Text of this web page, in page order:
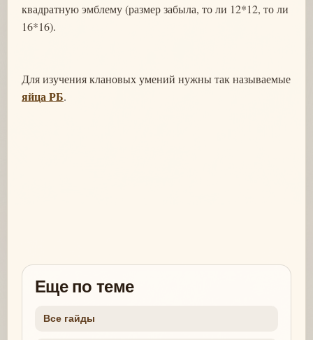
квадратную эмблему (размер забыла, то ли 12*12, то ли
16*16).
Для изучения клановых умений нужны так называемые
яйца РБ.
Еще по теме
Все гайды